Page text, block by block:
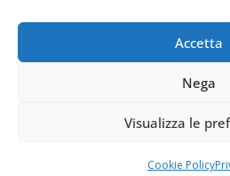
Accetta
Nega
Visualizza le
Cookie Policy
Associazione Culturale I Siciliani
via Randazzo 27 Catania
I Siciliani